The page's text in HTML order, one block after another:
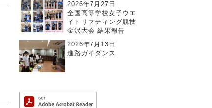
2026年7月27日
全国高等学校女子ウエ
イトリフティング競技
金沢大会 結果報告
2026年7月13日
進路ガイダンス